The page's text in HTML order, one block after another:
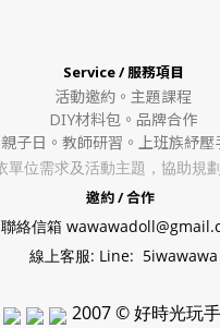
Service / 服務項目
活動邀約。 主題課程
DIY材料包。 品牌合作
親子日。教師研習。上班族紓壓
單位需求及活動主題，協助規
邀約 / 合作
聯絡信箱
線上客服: Line: 5iwawawa
2007 © 好時光玩